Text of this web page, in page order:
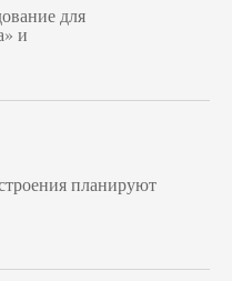
для
и
планируют